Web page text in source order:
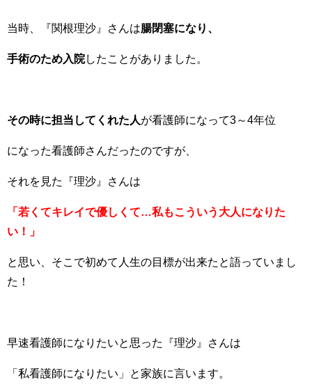
当時、『関根理沙』さんは 腸閉塞になり、
手術のため入院したことがありました。
その時に担当してくれた人 が看護師になって3～4年位
になった看護師さんだったのですが、
それを見た『理沙』さんは
「若くてキレイで優しくて…私もこういう大人になりた
い！」
と思い、そこで初めて人生の目標が出来たと語っていまし
た！
早速看護師になりたいと思った『理沙』さんは
「私看護師になりたい」と家族に言います。